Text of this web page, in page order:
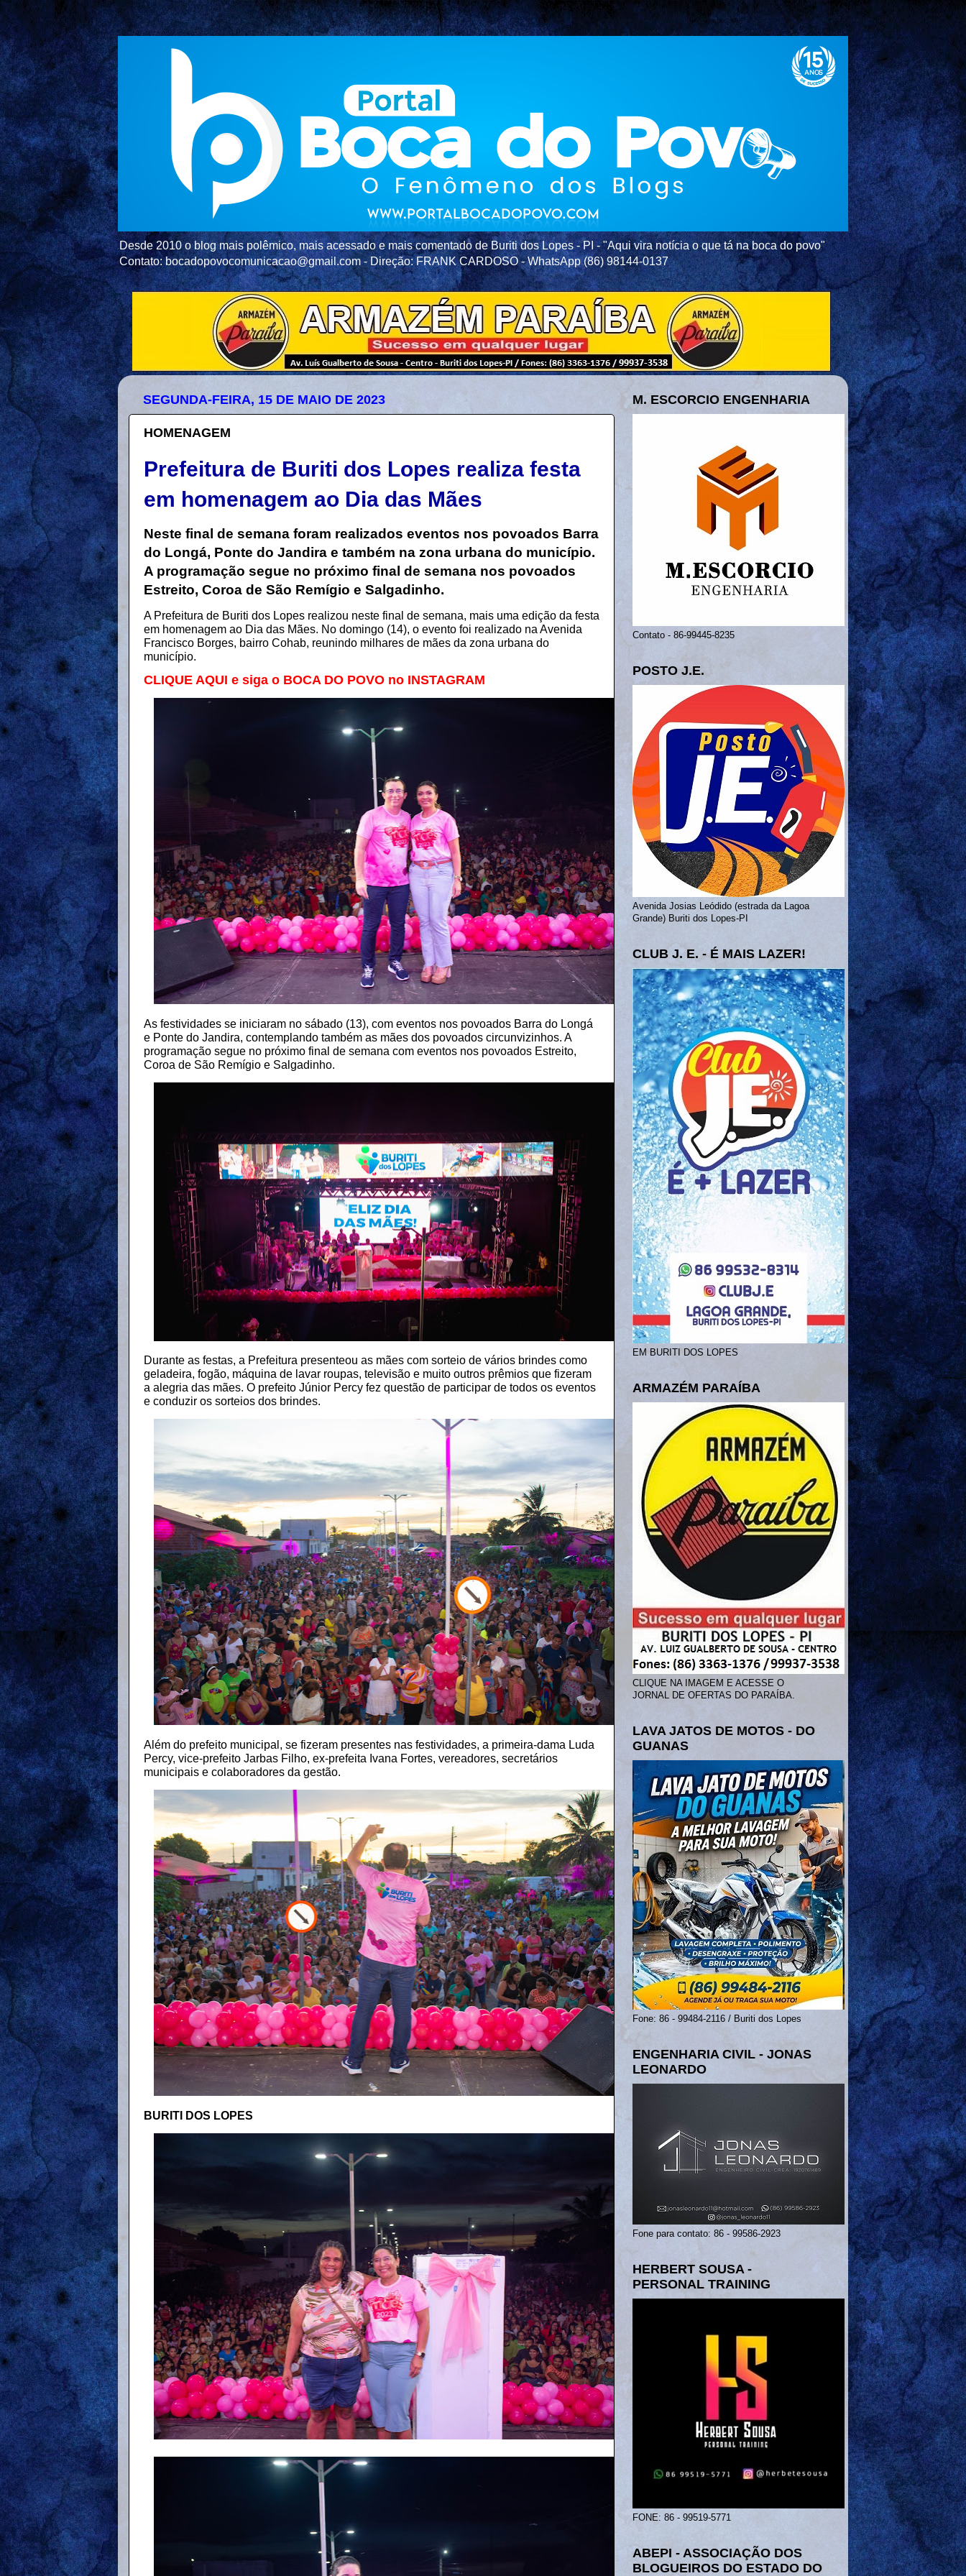
Desde 2010 o blog mais polêmico, mais acessado e mais comentado de Buriti dos Lopes - PI - "Aqui vira notícia o que tá na boca do povo"
Contato: bocadopovocomunicacao@gmail.com - Direção: FRANK CARDOSO - WhatsApp (86) 98144-0137
SEGUNDA-FEIRA, 15 DE MAIO DE 2023
HOMENAGEM
Prefeitura de Buriti dos Lopes realiza festa
em homenagem ao Dia das Mães
Neste final de semana foram realizados eventos nos povoados Barra
do Longá, Ponte do Jandira e também na zona urbana do município.
A programação segue no próximo final de semana nos povoados
Estreito, Coroa de São Remígio e Salgadinho.
A Prefeitura de Buriti dos Lopes realizou neste final de semana, mais uma edição da festa
em homenagem ao Dia das Mães. No domingo (14), o evento foi realizado na Avenida
Francisco Borges, bairro Cohab, reunindo milhares de mães da zona urbana do
município.
CLIQUE AQUI e siga o BOCA DO POVO no INSTAGRAM
As festividades se iniciaram no sábado (13), com eventos nos povoados Barra do Longá
e Ponte do Jandira, contemplando também as mães dos povoados circunvizinhos. A
programação segue no próximo final de semana com eventos nos povoados Estreito,
Coroa de São Remígio e Salgadinho.
Durante as festas, a Prefeitura presenteou as mães com sorteio de vários brindes como
geladeira, fogão, máquina de lavar roupas, televisão e muito outros prêmios que fizeram
a alegria das mães. O prefeito Júnior Percy fez questão de participar de todos os eventos
e conduzir os sorteios dos brindes.
Além do prefeito municipal, se fizeram presentes nas festividades, a primeira-dama Luda
Percy, vice-prefeito Jarbas Filho, ex-prefeita Ivana Fortes, vereadores, secretários
municipais e colaboradores da gestão.
BURITI DOS LOPES
M. ESCORCIO ENGENHARIA
Contato - 86-99445-8235
POSTO J.E.
Avenida Josias Leódido (estrada da Lagoa
Grande) Buriti dos Lopes-PI
CLUB J. E. - É MAIS LAZER!
EM BURITI DOS LOPES
ARMAZÉM PARAÍBA
CLIQUE NA IMAGEM E ACESSE O
JORNAL DE OFERTAS DO PARAÍBA.
LAVA JATOS DE MOTOS - DO
GUANAS
Fone: 86 - 99484-2116 / Buriti dos Lopes
ENGENHARIA CIVIL - JONAS
LEONARDO
Fone para contato: 86 - 99586-2923
HERBERT SOUSA -
PERSONAL TRAINING
FONE: 86 - 99519-5771
ABEPI - ASSOCIAÇÃO DOS
BLOGUEIROS DO ESTADO DO